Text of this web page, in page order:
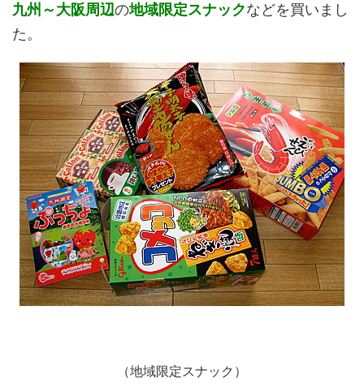
九州～大阪周辺の地域限定スナックなどを買いまし
た。
（地域限定スナック）